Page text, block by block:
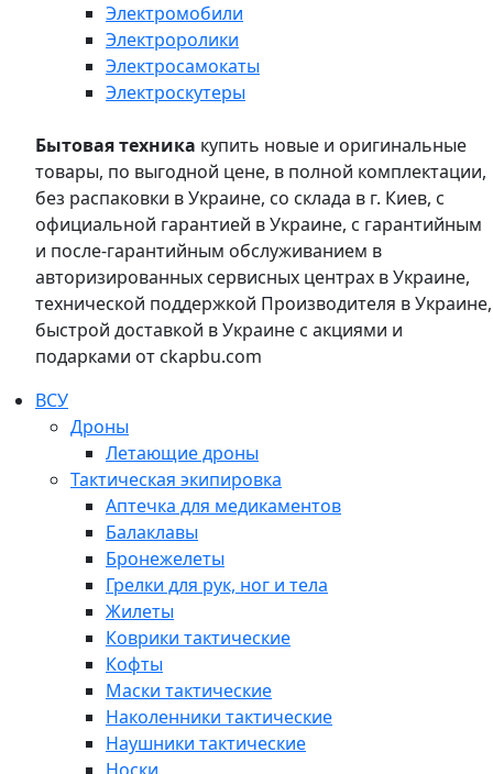
Электромобили
Электроролики
Электросамокаты
Электроскутеры
Бытовая техника купить новые и оригинальные
товары, по выгодной цене, в полной комплектации,
без распаковки в Украине, со склада в г. Киев, с
официальной гарантией в Украине, с гарантийным
и после-гарантийным обслуживанием в
авторизированных сервисных центрах в Украине,
технической поддержкой Производителя в Украине,
быстрой доставкой в Украине с акциями и
подарками от ckapbu.com
ВСУ
Дроны
Летающие дроны
Тактическая экипировка
Аптечка для медикаментов
Балаклавы
Бронежелеты
Грелки для рук, ног и тела
Жилеты
Коврики тактические
Кофты
Маски тактические
Наколенники тактические
Наушники тактические